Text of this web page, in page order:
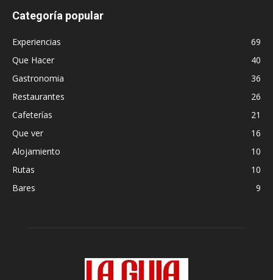
Categoría popular
Experiencias
69
Que Hacer
40
Gastronomia
36
Restaurantes
26
Cafeterías
21
Que ver
16
Alojamiento
10
Rutas
10
Bares
9